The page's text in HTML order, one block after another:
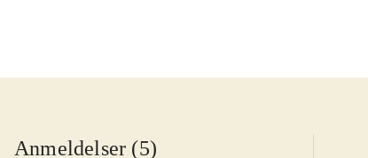
Anmeldelser (5)